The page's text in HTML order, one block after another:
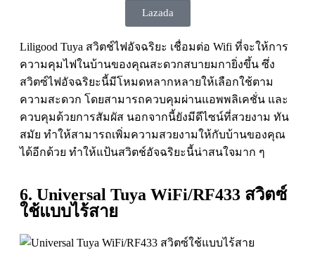
Lazada
Liligood Tuya สวิตช์ไฟอัจฉริยะ เชื่อมต่อ Wifi ที่จะให้การ
ความคุมไฟในบ้านของคุณสะดวกสบายมกายิ่งขึ้น ซึ่ง
สวิตซ์ไฟอัจฉริยะนี้มีโหมดหลากหลายให้เลือกใช้ตาม
ความสะดวก โดยสามารถควบคุมผ่านแอพพลิเคชั่น และ
ควบคุมด้วยการสัมผัส นอกจากนี้ยังมีดีไซน์ที่สวยงาม ทัน
สมัย ทำให้สามารถเพิ่มความสวยงามให้กับบ้านของคุณ
ได้อีกด้วย ทำให้แป้นสวิตช์อัจฉริยะนี้น่าสนใจมาก ๆ
6. Universal Tuya WiFi/RF433 สวิตซ์
ใช้แบบไร้สาย